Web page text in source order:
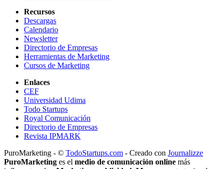
Recursos
Descargas
Calendario
Newsletter
Directorio de Empresas
Herramientas de Marketing
Cursos de Marketing
Enlaces
CEF
Universidad Udima
Todo Startups
Royal Comunicación
Directorio de Empresas
Revista IPMARK
PuroMarketing - © TodoStartups.com - Creado con Journalizze
PuroMarketing es el medio de comunicación online más